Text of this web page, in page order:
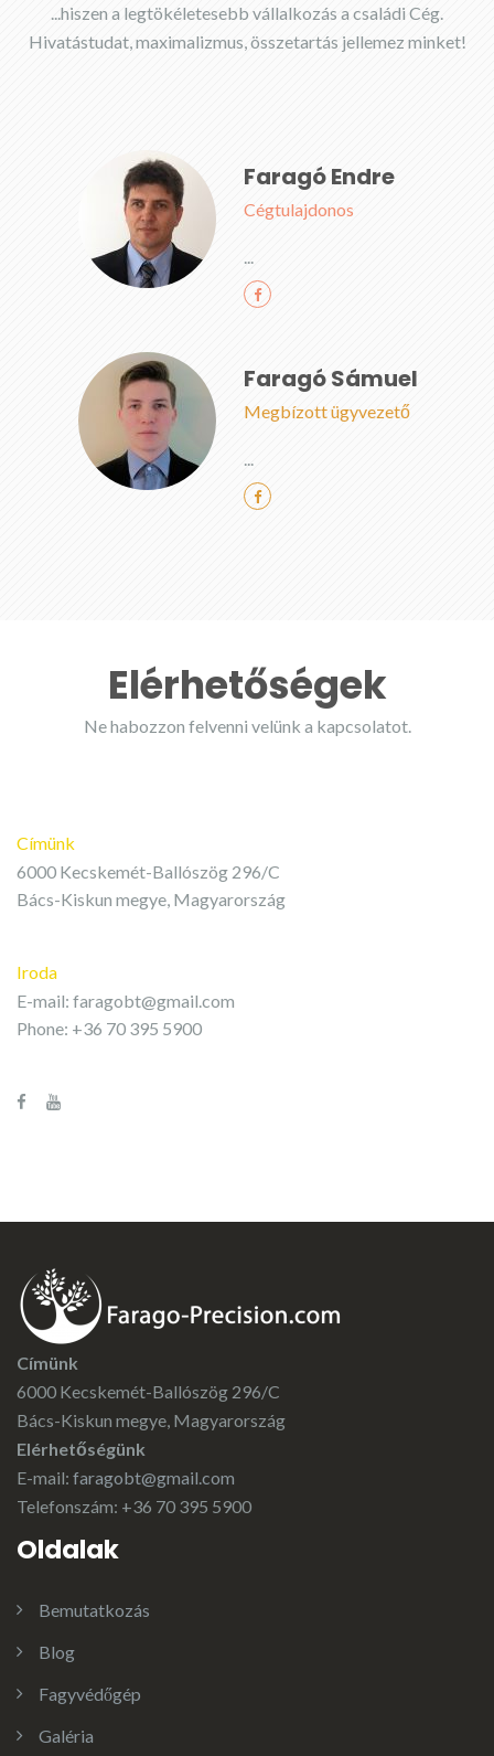
...hiszen a legtökéletesebb vállalkozás a családi Cég.
Hivatástudat, maximalizmus, összetartás jellemez minket!
Faragó Endre
Cégtulajdonos
...
Faragó Sámuel
Megbízott ügyvezető
...
Elérhetőségek
Ne habozzon felvenni velünk a kapcsolatot.
Címünk
6000 Kecskemét-Ballószög 296/C
Bács-Kiskun megye, Magyarország
Iroda
E-mail: faragobt@gmail.com
Phone: +36 70 395 5900
Címünk
6000 Kecskemét-Ballószög 296/C
Bács-Kiskun megye, Magyarország
Elérhetőségünk
E-mail: faragobt@gmail.com
Telefonszám: +36 70 395 5900
Oldalak
Bemutatkozás
Blog
Fagyvédőgép
Galéria